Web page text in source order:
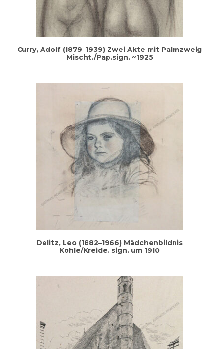
Cur­ry, Adolf (1879–1939) Zwei Akte mit Palm­zweig
Mischt./Pap.sign. ~1925
Delitz, Leo (1882–1966) Mäd­chen­bild­nis
Kohle/Kreide. sign. um 1910